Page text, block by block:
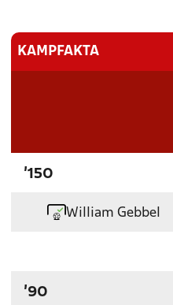
KAMPFAKTA
'150
William Gebbel
'90